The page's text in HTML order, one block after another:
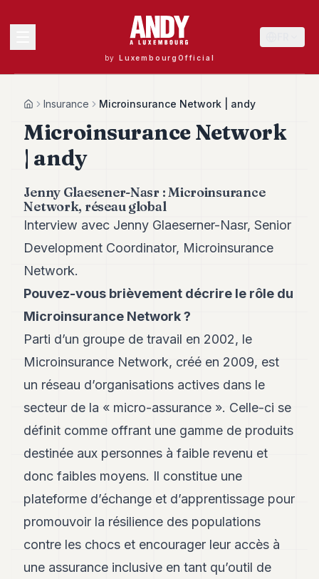
by LuxembourgOfficial
Andy
40
Andy
39
Andy
38
Andy
37
Andy
Andy
35
34
Andy
33
Andy
Andy
31
30
Andy
28
Andy
Andy
26
24
HomeInsurance Microinsurance Network | andy
Microinsurance Network
| andy
Jenny Glaesener-Nasr : Microinsurance
Network, réseau global
Interview avec Jenny Glaeserner-Nasr, Senior
Development Coordinator, Microinsurance
Network.
Pouvez-vous brièvement décrire le rôle du
Microinsurance Network ?
Parti d’un groupe de travail en 2002, le
Microinsurance Network, créé en 2009, est
un réseau d’organisations actives dans le
secteur de la « micro-assurance ». Celle-ci se
définit comme offrant une gamme de produits
destinée aux personnes à faible revenu et
donc faibles moyens. Il constitue une
plateforme d’échange et d’apprentissage pour
promouvoir la résilience des populations
contre les chocs et encourager leur accès à
une assurance inclusive en tant qu’outil de